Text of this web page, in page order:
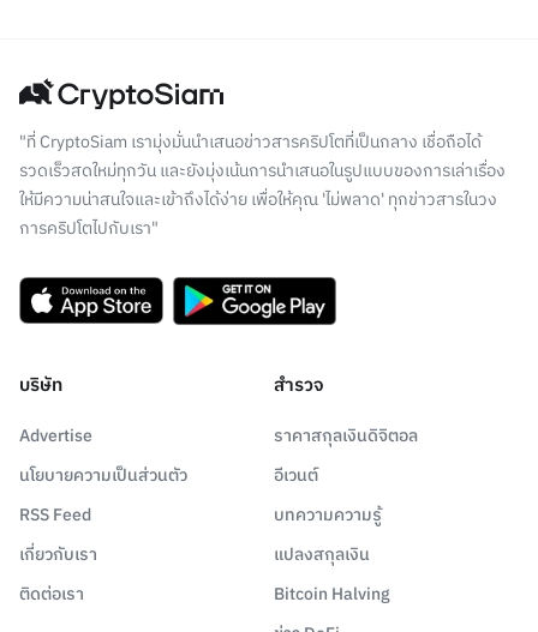
"ที่ CryptoSiam เรามุ่งมั่นนำเสนอข่าวสารคริปโตที่เป็นกลาง เชื่อถือได้
รวดเร็วสดใหม่ทุกวัน และยังมุ่งเน้นการนำเสนอในรูปแบบของการเล่าเรื่อง
ให้มีความน่าสนใจและเข้าถึงได้ง่าย เพื่อให้คุณ 'ไม่พลาด' ทุกข่าวสารในวง
การคริปโตไปกับเรา"
บริษัท
Advertise
นโยบายความเป็นส่วนตัว
RSS Feed
เกี่ยวกับเรา
ติดต่อเรา
สำรวจ
ราคาสกุลเงินดิจิตอล
อีเวนต์
บทความความรู้
แปลงสกุลเงิน
Bitcoin Halving